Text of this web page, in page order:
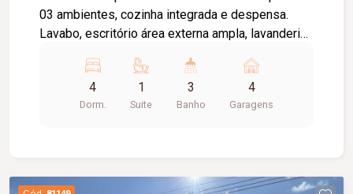
03 ambientes, cozinha integrada e despensa.
Lavabo, escritório área externa ampla, lavanderia
coberta para 04 veículos. Piso superior: 04
quartos todos com sacada, sendo 01 suíte
máster e 01 banheiro social. Metragem: Frente:
4
Dorm.
1
Suite
3
Banho
4
Garagens